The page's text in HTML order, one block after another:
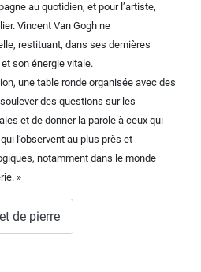
au quotidien, et pour l’artiste,
Vincent Van Gogh ne
restituant, dans ses dernières
son énergie vitale.
une table ronde organisée avec des
des questions sur les
et de donner la parole à ceux qui
l’observent au plus près et
notamment dans le monde
»
de pierre